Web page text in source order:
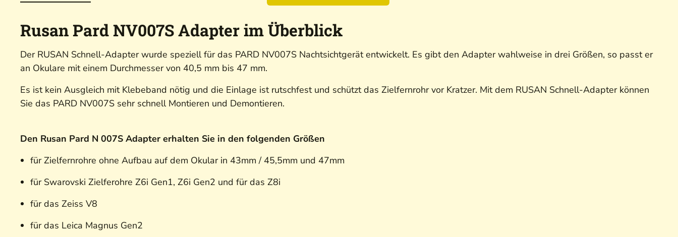
Rusan Pard NV007S Adapter im Überblick
Der RUSAN Schnell-Adapter wurde speziell für das PARD NV007S Nachtsichtgerät entwickelt. Es gibt den Adapter wahlweise in drei Größen, so passt er
an Okulare mit einem Durchmesser von 40,5 mm bis 47 mm.
Es ist kein Ausgleich mit Klebeband nötig und die Einlage ist rutschfest und schützt das Zielfernrohr vor Kratzer. Mit dem RUSAN Schnell-Adapter können
Sie das PARD NV007S sehr schnell Montieren und Demontieren.
Den Rusan Pard N 007S Adapter erhalten Sie in den folgenden Größen
für Zielfernrohre ohne Aufbau auf dem Okular in 43mm / 45,5mm und 47mm
für Swarovski Zielferohre Z6i Gen1, Z6i Gen2 und für das Z8i
für das Zeiss V8
für das Leica Magnus Gen2